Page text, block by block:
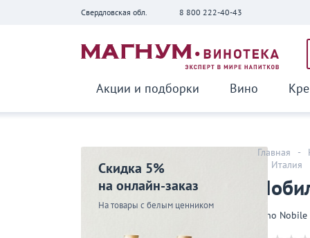
Свердловская обл. 8 800 222-40-43
Акции и подборки Вино
Скидка 5%
на онлайн-заказ
На товары с белым ценником
Главная -
Италия
Vino